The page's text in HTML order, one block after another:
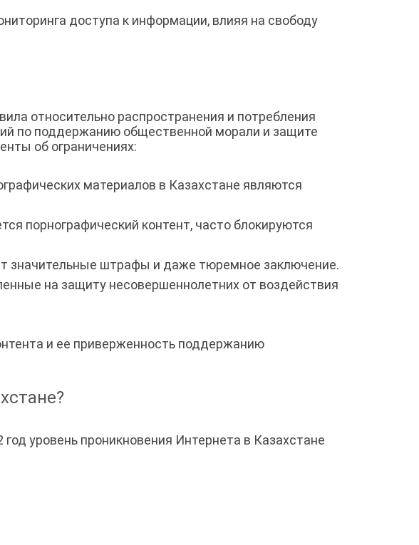
доступа к информации, влияя на свободу
относительно распространения и потребления
по поддержанию общественной морали и защите
об ограничениях:
материалов в Казахстане являются
порнографический контент, часто блокируются
значительные штрафы и даже тюремное заключение.
на защиту несовершеннолетних от воздействия
и ее приверженность поддержанию
уровень проникновения Интернета в Казахстане